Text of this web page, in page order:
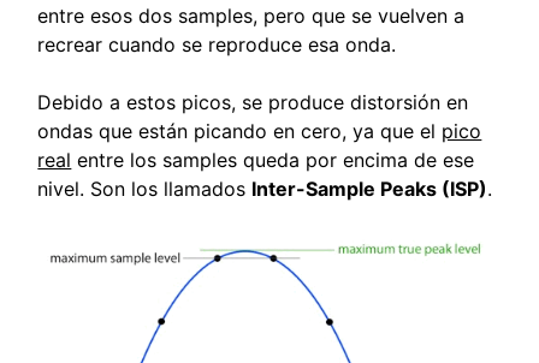
entre esos dos samples, pero que se vuelven a
recrear cuando se reproduce esa onda.
Debido a estos picos, se produce distorsión en
ondas que están picando en cero, ya que el pico
real entre los samples queda por encima de ese
nivel. Son los llamados Inter-Sample Peaks (ISP).